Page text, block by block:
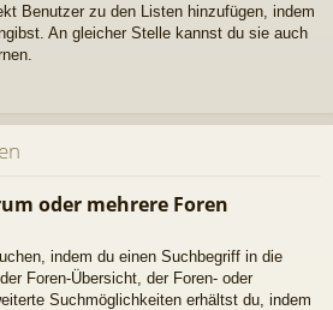
Benutzer zu den Listen hinzufügen, indem
An gleicher Stelle kannst du sie auch
oder mehrere Foren
indem du einen Suchbegriff in die
Foren-Übersicht, der Foren- oder
Suchmöglichkeiten erhältst du, indem